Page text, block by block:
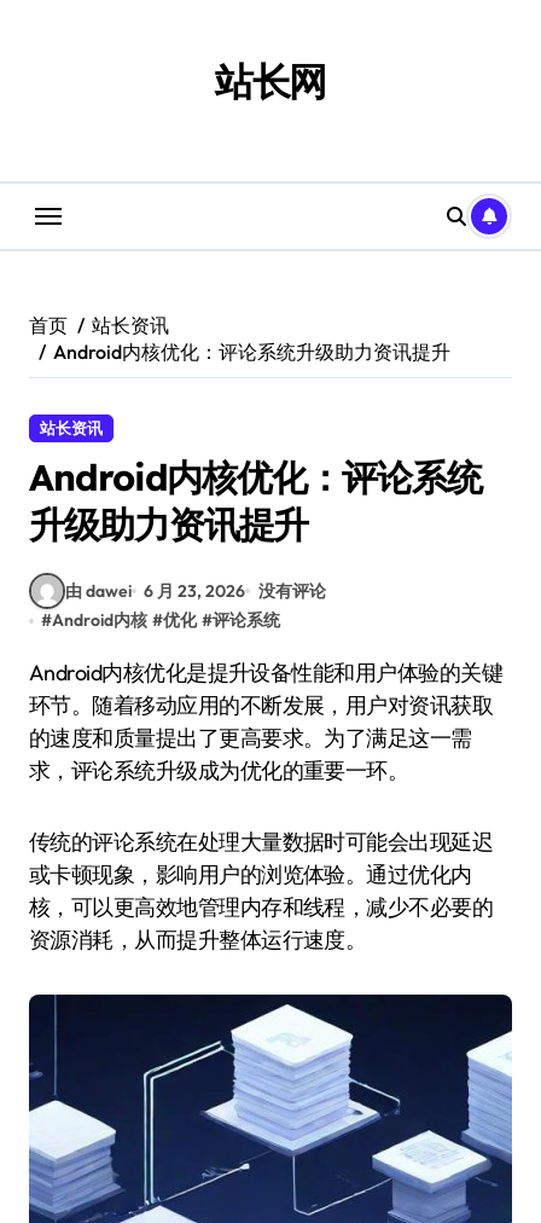
站长网
首页
站长资讯
Android内核优化：评论系统升级助力资讯提升
站长资讯
Android内核优化：评论系统
升级助力资讯提升
由 dawei 6 月 23, 2026 没有评论
#Android内核 #优化 #评论系统
Android内核优化是提升设备性能和用户体验的关键
环节。随着移动应用的不断发展，用户对资讯获取
的速度和质量提出了更高要求。为了满足这一需
求，评论系统升级成为优化的重要一环。
传统的评论系统在处理大量数据时可能会出现延迟
或卡顿现象，影响用户的浏览体验。通过优化内
核，可以更高效地管理内存和线程，减少不必要的
资源消耗，从而提升整体运行速度。